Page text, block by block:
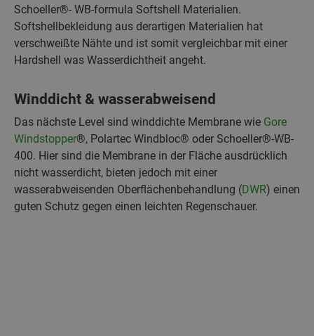
Schoeller®- WB-formula Softshell Materialien.
Softshellbekleidung aus derartigen Materialien hat
verschweißte Nähte und ist somit vergleichbar mit einer
Hardshell was Wasserdichtheit angeht.
Winddicht & wasserabweisend
Das nächste Level sind winddichte Membrane wie Gore
Windstopper®, Polartec Windbloc® oder Schoeller®-WB-
400. Hier sind die Membrane in der Fläche ausdrücklich
nicht wasserdicht, bieten jedoch mit einer
wasserabweisenden Oberflächenbehandlung (DWR) einen
guten Schutz gegen einen leichten Regenschauer.